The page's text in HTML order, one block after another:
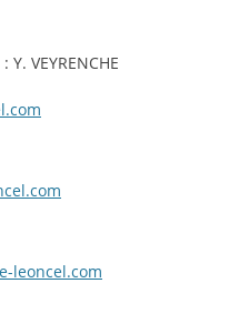
Y. VEYRENCHE
leoncel.com